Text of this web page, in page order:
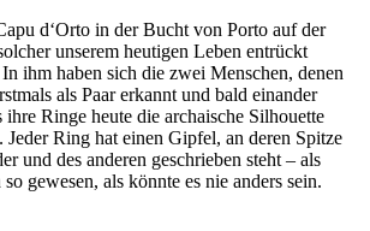
d‘Orto in der Bucht von Porto auf der
unserem heutigen Leben entrückt
ihm haben sich die zwei Menschen, denen
als Paar erkannt und bald einander
ihre Ringe heute die archaische Silhouette
Jeder Ring hat einen Gipfel, an deren Spitze
und des anderen geschrieben steht – als
gewesen, als könnte es nie anders sein.